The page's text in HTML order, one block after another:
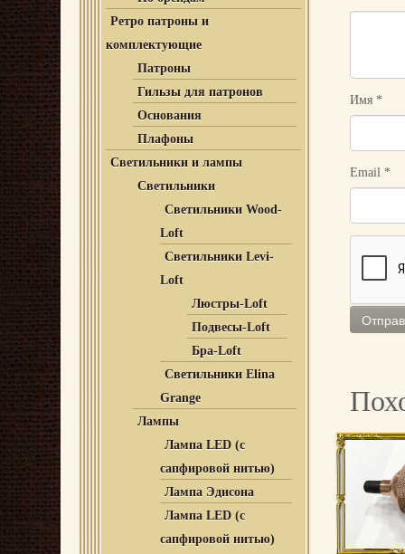
Ретро патроны и
комплектующие
Патроны
Гильзы для патронов
Основания
Плафоны
Светильники и лампы
Светильники
Светильники Wood-
Loft
Светильники Levi-
Loft
Люстры-Loft
Подвесы-Loft
Бра-Loft
Светильники Elina
Grange
Лампы
Лампа LED (с
сапфировой нитью)
Лампа Эдисона
Лампа LED (с
сапфировой нитью)
Имя *
Email *